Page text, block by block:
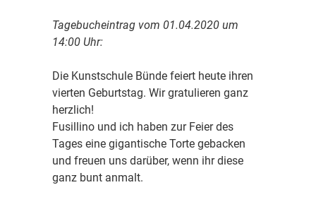
Tagebucheintrag vom 01.04.2020 um
14:00 Uhr:
Die Kunstschule Bünde feiert heute ihren
vierten Geburtstag. Wir gratulieren ganz
herzlich!
Fusillino und ich haben zur Feier des
Tages eine gigantische Torte gebacken
und freuen uns darüber, wenn ihr diese
ganz bunt anmalt.